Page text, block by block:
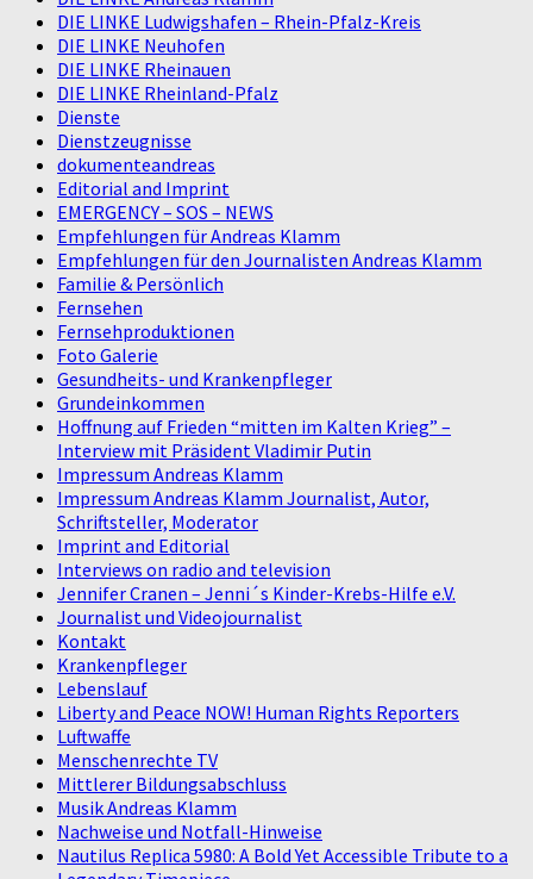
DIE LINKE Ludwigshafen – Rhein-Pfalz-Kreis
DIE LINKE Neuhofen
DIE LINKE Rheinauen
DIE LINKE Rheinland-Pfalz
Dienste
Dienstzeugnisse
dokumenteandreas
Editorial and Imprint
EMERGENCY – SOS – NEWS
Empfehlungen für Andreas Klamm
Empfehlungen für den Journalisten Andreas Klamm
Familie & Persönlich
Fernsehen
Fernsehproduktionen
Foto Galerie
Gesundheits- und Krankenpfleger
Grundeinkommen
Hoffnung auf Frieden “mitten im Kalten Krieg” –
Interview mit Präsident Vladimir Putin
Impressum Andreas Klamm
Impressum Andreas Klamm Journalist, Autor,
Schriftsteller, Moderator
Imprint and Editorial
Interviews on radio and television
Jennifer Cranen – Jenni´s Kinder-Krebs-Hilfe e.V.
Journalist und Videojournalist
Kontakt
Krankenpfleger
Lebenslauf
Liberty and Peace NOW! Human Rights Reporters
Luftwaffe
Menschenrechte TV
Mittlerer Bildungsabschluss
Musik Andreas Klamm
Nachweise und Notfall-Hinweise
Nautilus Replica 5980: A Bold Yet Accessible Tribute to a